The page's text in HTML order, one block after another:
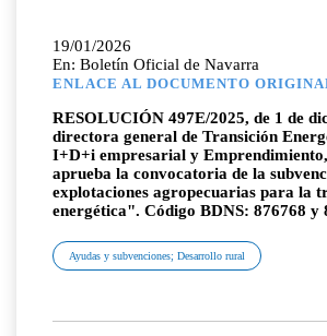
19/01/2026
En: Boletín Oficial de Navarra
ENLACE AL DOCUMENTO
RESOLUCIÓN 497E/2025, de 1 de
directora general de Transición
I+D+i empresarial y
aprueba la convocatoria de la
explotaciones agropecuarias para la
energética". Código BDNS: 876768 y
Ayudas y subvenciones; Desarrollo rural